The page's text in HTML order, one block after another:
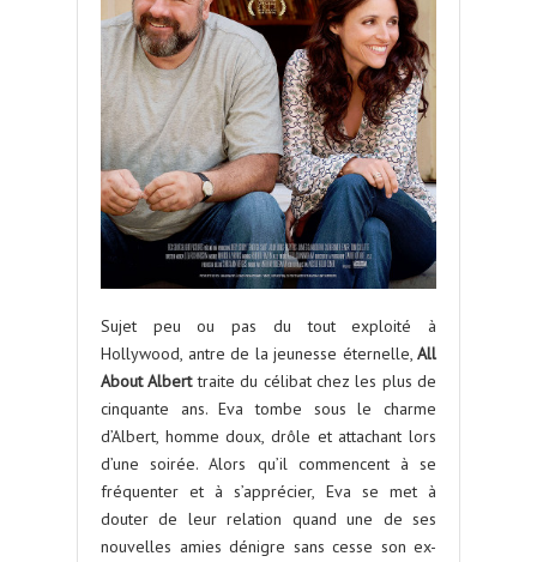
Sujet peu ou pas du tout exploité à
Hollywood, antre de la jeunesse éternelle, All
About Alberttraite du célibat chez les plus de
cinquante ans. Eva tombe sous le charme
d’Albert, homme doux, drôle et attachant lors
d’une soirée. Alors qu’il commencent à se
fréquenter et à s’apprécier, Eva se met à
douter de leur relation quand une de ses
nouvelles amies dénigre sans cesse son ex-